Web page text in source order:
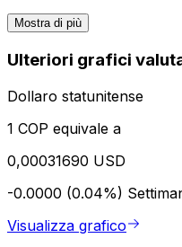
Mostra di più
Ulteriori grafici
Dollaro statunitense
1 COP equivale a
0,00031690 USD
-0.0000 (0.04%)
Visualizza grafico